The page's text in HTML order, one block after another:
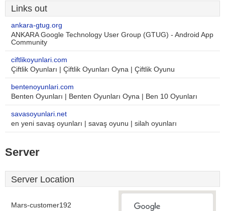
Links out
ankara-gtug.org
ANKARA Google Technology User Group (GTUG) - Android App
Community
ciftlikoyunlari.com
Çiftlik Oyunları | Çiftlik Oyunları Oyna | Çiftlik Oyunu
bentenoyunlari.com
Benten Oyunları | Benten Oyunları Oyna | Ben 10 Oyunları
savasoyunlari.net
en yeni savaş oyunları | savaş oyunu | silah oyunları
Server
Server Location
Mars-customer192